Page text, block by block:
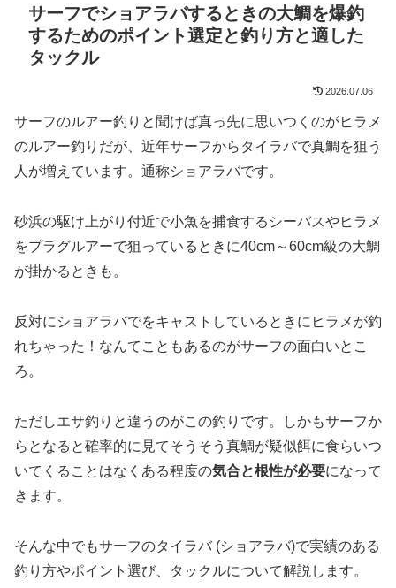
サーフでショアラバするときの大鯛を爆釣
するためのポイント選定と釣り方と適した
タックル
2026.07.06
サーフのルアー釣りと聞けば真っ先に思いつくのがヒラメ
のルアー釣りだが、近年サーフからタイラバで真鯛を狙う
人が増えています。通称ショアラバです。
砂浜の駆け上がり付近で小魚を捕食するシーバスやヒラメ
をプラグルアーで狙っているときに40cm～60cm級の大鯛
が掛かるときも。
反対にショアラバでをキャストしているときにヒラメが釣
れちゃった！なんてこともあるのがサーフの面白いとこ
ろ。
ただしエサ釣りと違うのがこの釣りです。しかもサーフか
らとなると確率的に見てそうそう真鯛が疑似餌に食らいつ
いてくることはなくある程度の気合と根性が必要になって
きます。
そんな中でもサーフのタイラバ (ショアラバ)で実績のある
釣り方やポイント選び、タックルについて解説します。